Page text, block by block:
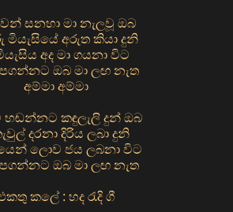
සනහා මා නැලවූ ඔබ
මියැසියේ අරුත කියා දුනි
අද මා ගයනා විට
ඔබ මා ලඟ නැත
අම්මා අම්මා
කඳුලැලි දුන් ඔබ
දරනා දිරිය ලබා දුනි
ලොව ජය ලබනා විට
ඔබ මා ලඟ නැත
කලේ : හද රැදි ගී